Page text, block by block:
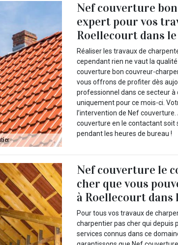
Nef couverture
expert pour vos
Roellecourt dans le
Réaliser les travaux de
cependant rien ne vaut la
couverture bon couvreur-
vous offrons de profiter dès
professionnel dans ce secteur à
uniquement pour ce mois-ci.
l’intervention de Nef
couverture en le contactant soit
pendant les heures de bureau !
Nef couverture le
cher que vous
à Roellecourt dans
Pour tous vos travaux de
charpentier pas cher qui depuis
services connus dans ce